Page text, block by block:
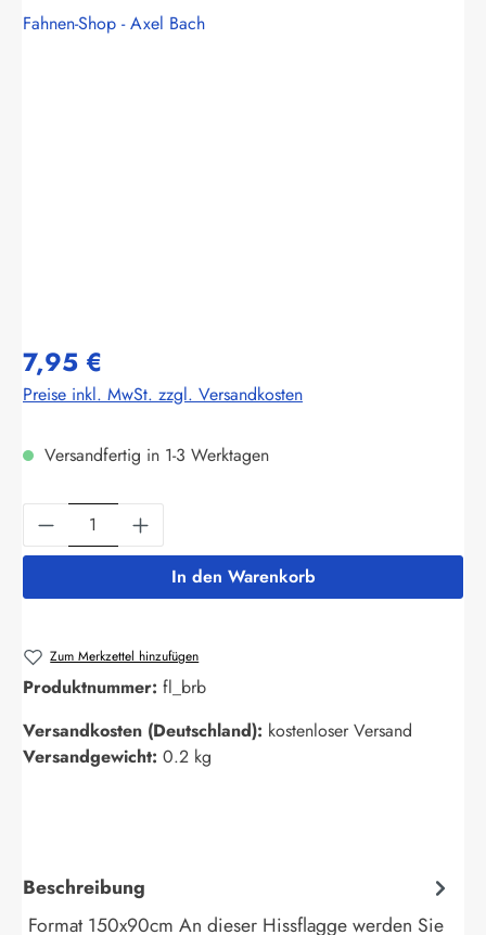
Fahnen-Shop - Axel Bach
7,95 €
Preise inkl. MwSt. zzgl. Versandkosten
Versandfertig in 1-3 Werktagen
Produkt Anzahl: Gib den gewünschten
In den Warenkorb
Zum Merkzettel hinzufügen
Produktnummer: fl_brb
Versandkosten (Deutschland): kostenloser Versand
Versandgewicht: 0.2 kg
Beschreibung
Format 150x90cm An dieser Hissflagge werden Sie